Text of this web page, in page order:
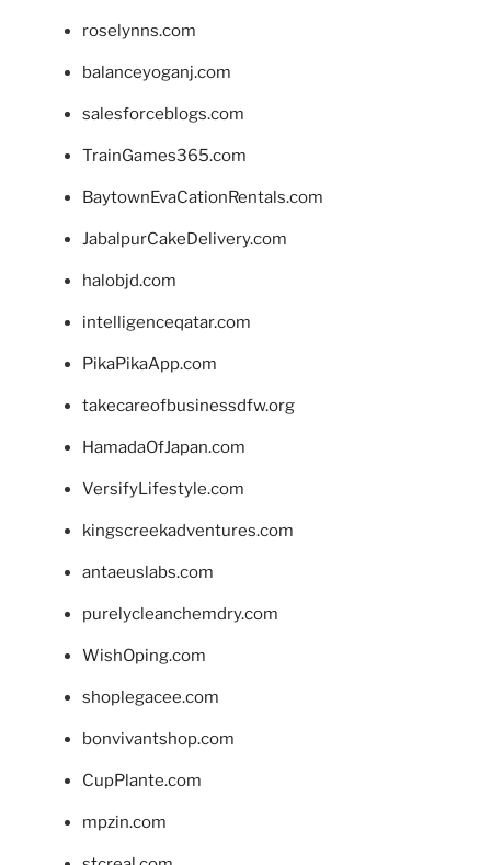
roselynns.com
balanceyoganj.com
salesforceblogs.com
TrainGames365.com
BaytownEvaCationRentals.com
JabalpurCakeDelivery.com
halobjd.com
intelligenceqatar.com
PikaPikaApp.com
takecareofbusinessdfw.org
HamadaOfJapan.com
VersifyLifestyle.com
kingscreekadventures.com
antaeuslabs.com
purelycleanchemdry.com
WishOping.com
shoplegacee.com
bonvivantshop.com
CupPlante.com
mpzin.com